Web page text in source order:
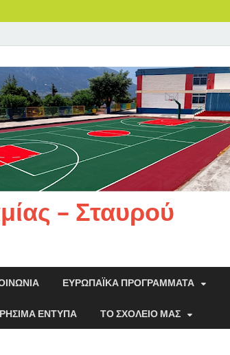
– Σταυρού
ΕΥΡΩΠΑΪΚΆ ΠΡΟΓΡΆΜΜΑΤΑ
ΈΝΤΥΠΑ ΤΟ ΣΧΟΛΕΊΟ ΜΑΣ